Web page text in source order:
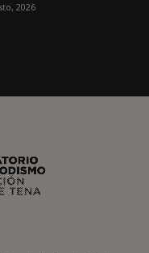
2026